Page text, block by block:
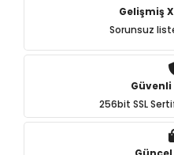
Gelişmiş
Sorunsuz
Güvenli
256bit SSL